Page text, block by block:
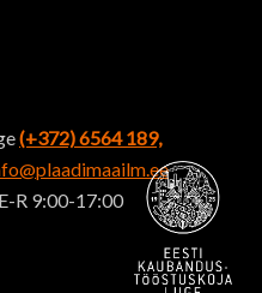
(+372) 6564 189,
R 9:00-17:00